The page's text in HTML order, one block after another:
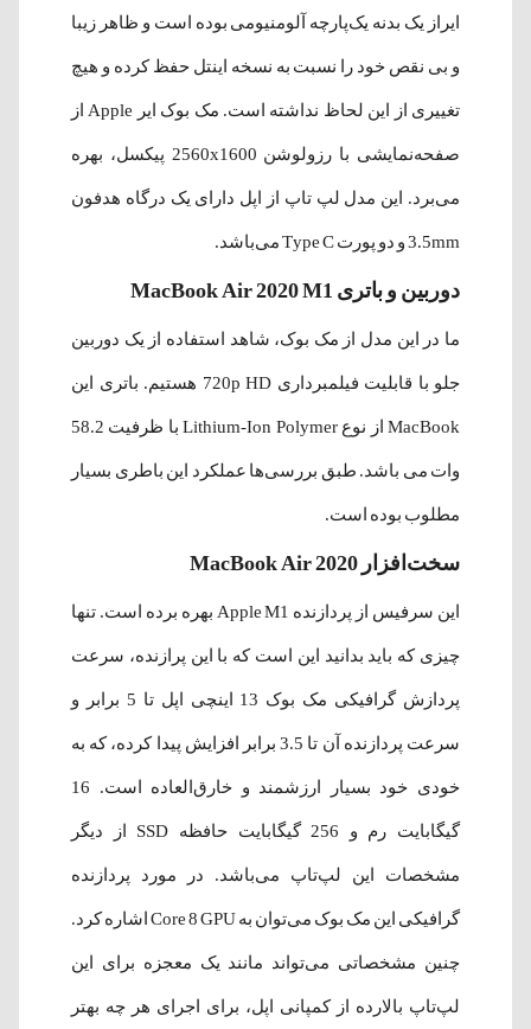
ایراز یک بدنه یک‌پارچه آلومنیومی بوده است و ظاهر زیبا
و بی نقص خود را نسبت به نسخه اینتل حفظ کرده و هیچ
تغییری از این لحاظ نداشته است. مک بوک ایر Apple از
صفحه‌نمایشی با رزولوشن 2560x1600 پیکسل، بهره
می‌برد. این مدل لپ تاپ از اپل دارای یک درگاه هدفون
3.5mm و دو پورت Type C می‌باشد.
دوربین و باتری MacBook Air 2020 M1
ما در این مدل از مک بوک، شاهد استفاده از یک دوربین
جلو با قابلیت فیلمبرداری 720p HD هستیم. باتری این
MacBook از نوع Lithium-Ion Polymer با ظرفیت 58.2
وات می باشد. طبق بررسی‌ها عملکرد این باطری بسیار
مطلوب بوده است.
سخت‌افزار MacBook Air 2020
این سرفیس از پردازنده Apple M1 بهره برده است. تنها
چیزی که باید بدانید این است که با این پرازنده، سرعت
پردازش گرافیکی مک بوک 13 اینچی اپل تا 5 برابر و
سرعت پردازنده آن تا 3.5 برابر افزایش پیدا کرده، که به
خودی خود بسیار ارزشمند و خارق‌العاده است. 16
گیگابایت رم و 256 گیگابایت حافظه SSD از دیگر
مشخصات این لپ‌تاپ می‌باشد. در مورد پردازنده
گرافیکی این مک بوک می‌توان به Core 8 GPU اشاره کرد.
چنین مشخصاتی می‌تواند مانند یک معجزه برای این
لپ‌تاپ بالارده از کمپانی اپل، برای اجرای هر چه بهتر